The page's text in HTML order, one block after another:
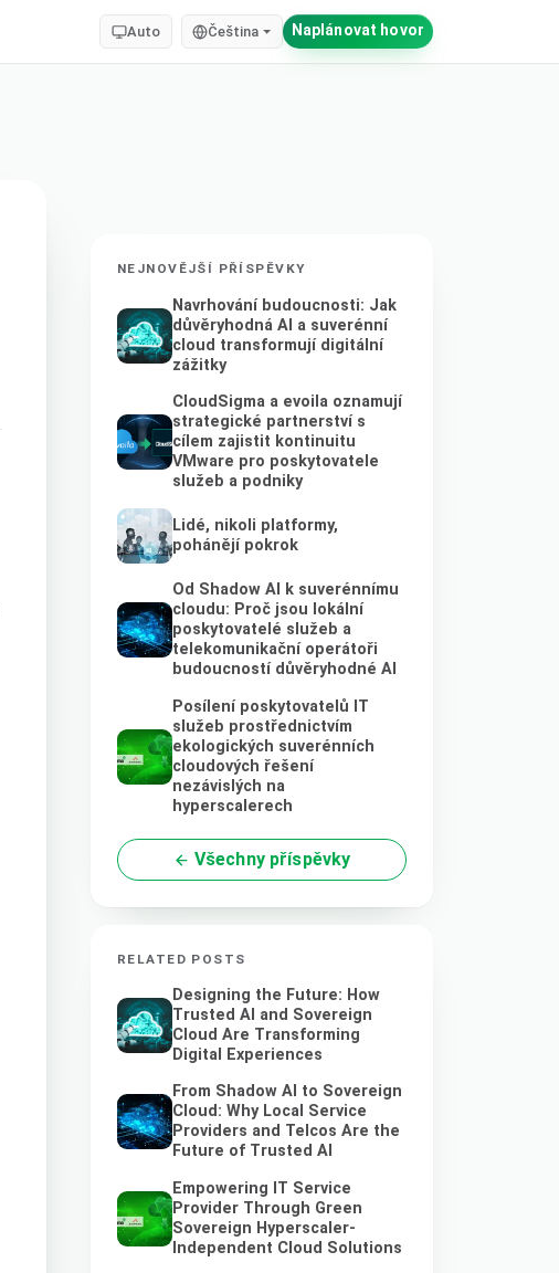
Auto Čeština Naplánovat hovor
NEJNOVĚJŠÍ PŘÍSPĚVKY
Navrhování budoucnosti: Jak
důvěryhodná AI a suverénní
cloud transformují digitální
zážitky
CloudSigma a evoila oznamují
strategické partnerství s
cílem zajistit kontinuitu
VMware pro poskytovatele
služeb a podniky
Lidé, nikoli platformy,
pohánějí pokrok
Od Shadow AI k suverénnímu
cloudu: Proč jsou lokální
poskytovatelé služeb a
telekomunikační operátoři
budoucností důvěryhodné AI
Posílení poskytovatelů IT
služeb prostřednictvím
ekologických suverénních
cloudových řešení
nezávislých na
hyperscalerech
Všechny příspěvky
RELATED POSTS
Designing the Future: How
Trusted AI and Sovereign
Cloud Are Transforming
Digital Experiences
From Shadow AI to Sovereign
Cloud: Why Local Service
Providers and Telcos Are the
Future of Trusted AI
Empowering IT Service
Provider Through Green
Sovereign Hyperscaler-
Independent Cloud Solutions